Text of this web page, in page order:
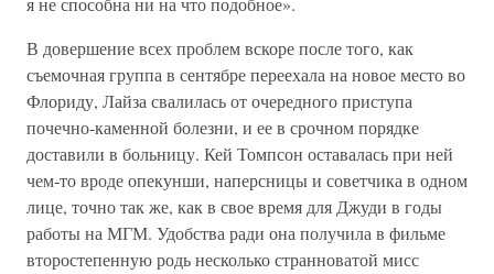
В довершение всех проблем вскоре после того, как
съемочная группа в сентябре переехала на новое место во
Флориду, Лайза свалилась от очередного приступа
почечно-каменной болезни, и ее в срочном порядке
доставили в больницу. Кей Томпсон оставалась при ней
чем-то вроде опекунши, наперсницы и советчика в одном
лице, точно так же, как в свое время для Джуди в годы
работы на МГМ. Удобства ради она получила в фильме
второстепенную родь несколько странноватой мисс